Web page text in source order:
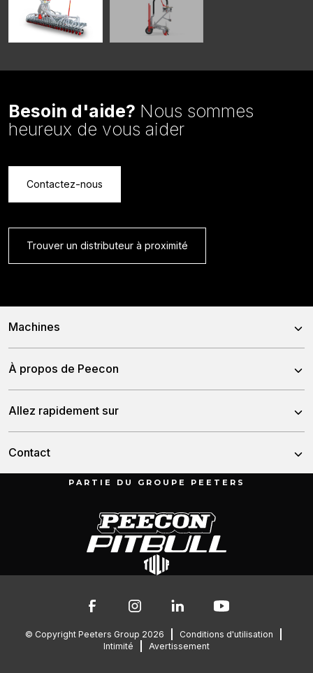
Besoin d'aide? Nous sommes
heureux de vous aider
Contactez-nous
Trouver un distributeur à proximité
Machines
Mélangeuses
Mélangeurs Stationnaires
Tonneaux
À propos de Peecon
L’histoire
Allez rapidement sur
Contact
Munnikenheiweg 47
076 – 504 6666
info@peetersgroup.com
PARTIE DU GROUPE PEETERS
© Copyright Peeters Group 2026
Conditions d'utilisation
Intimité
Avertissement